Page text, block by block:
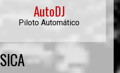
AutoDJ
Piloto Automático